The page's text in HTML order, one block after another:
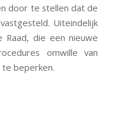
door te stellen dat de
Uiteindelijk
die een nieuwe
omwille van
beperken.